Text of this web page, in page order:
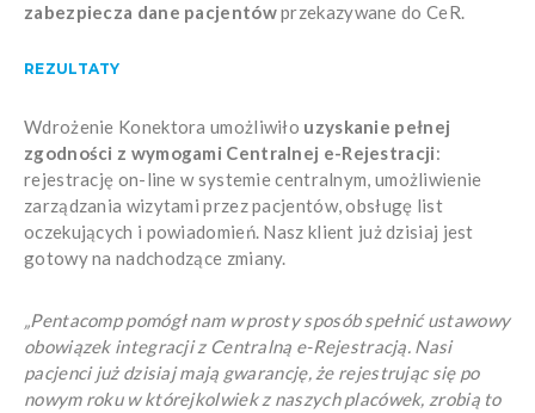
zabezpiecza dane pacjentówprzekazywane do CeR.
REZULTATY
Wdrożenie Konektora umożliwiło uzyskanie pełnej
zgodności z wymogami Centralnej e-Rejestracji:
rejestrację on-line w systemie centralnym, umożliwienie
zarządzania wizytami przez pacjentów, obsługę list
oczekujących i powiadomień. Nasz klient już dzisiaj jest
gotowy na nadchodzące zmiany.
„Pentacomp pomógł nam w prosty sposób spełnić ustawowy
obowiązek integracji z Centralną e-Rejestracją. Nasi
pacjenci już dzisiaj mają gwarancję, że rejestrując się po
nowym roku w którejkolwiek z naszych placówek, zrobią to